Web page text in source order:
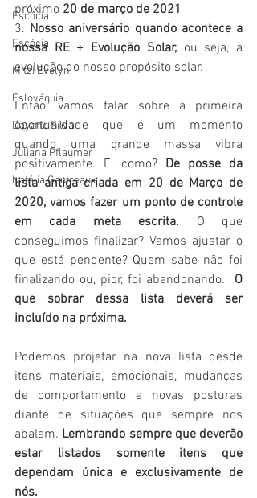
Escócia
Escócia
Mitzi Evelyn
Eslováquia
Dayane Silva
Juliana Pflaumer
Natália Gautreaux
próximo 20 de março de 2021
3. Nosso aniversário quando acontece a
nossa RE + Evolução Solar, ou seja, a
evolução do nosso propósito solar.
Então, vamos falar sobre a primeira
oportunidade que é um momento
quando uma grande massa vibra
positivamente. E, como? De posse da
lista antiga criada em 20 de Março de
2020, vamos fazer um ponto de controle
em cada meta escrita. O que
conseguimos finalizar? Vamos ajustar o
que está pendente? Quem sabe não foi
finalizando ou, pior, foi abandonando. O
que sobrar dessa lista deverá ser
incluído na próxima.
Podemos projetar na nova lista desde
itens materiais, emocionais, mudanças
de comportamento a novas posturas
diante de situações que sempre nos
abalam. Lembrando sempre que deverão
estar listados somente itens que
dependam única e exclusivamente de
nós.